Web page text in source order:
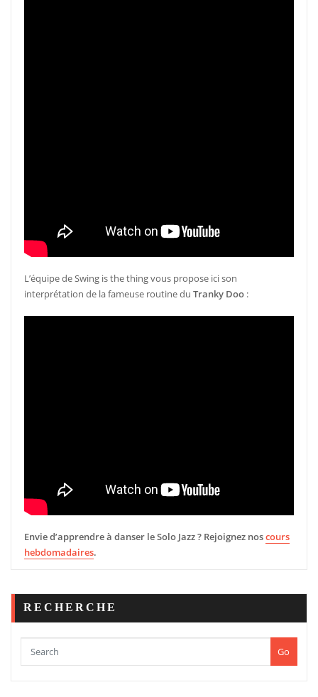
L’équipe de Swing is the thing vous propose ici son
interprétation de la fameuse routine du Tranky Doo:
Envie d’apprendre à danser le Solo Jazz ? Rejoignez noscours
hebdomadaires.
RECHERCHE
Go